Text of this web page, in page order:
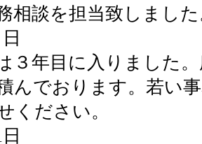
相談を担当致しまし
３年目に入りました
んでおります。若い
ください。